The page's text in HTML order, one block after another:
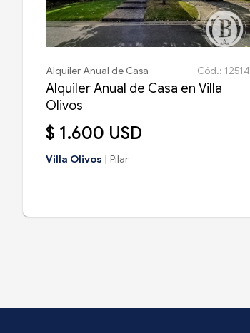
Alquiler Anual de Casa Cód.: 12514
Alquiler Anual de Casa en Villa
Olivos
$ 1.600 USD
Villa Olivos | Pilar